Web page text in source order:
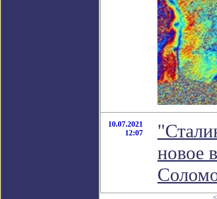
10.07.2021
12:07
новое